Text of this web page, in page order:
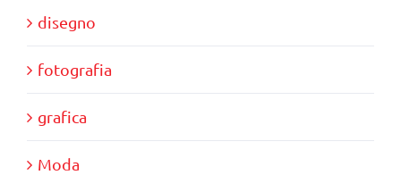
disegno
fotografia
grafica
Moda